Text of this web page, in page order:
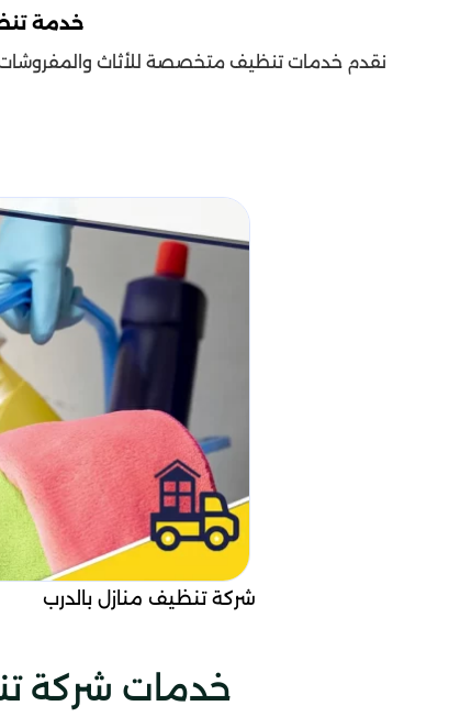
خدمة
نقدم خدمات تنظيف متخصصة للأثاث
شركة تنظيف منازل بالدرب
خدمات شركة